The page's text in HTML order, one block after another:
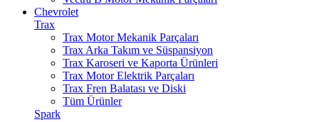
Chevrolet
Trax
Trax Motor Mekanik Parçaları
Trax Arka Takım ve Süspansiyon
Trax Karoseri ve Kaporta Ürünleri
Trax Motor Elektrik Parçaları
Trax Fren Balatası ve Diski
Tüm Ürünler
Spark